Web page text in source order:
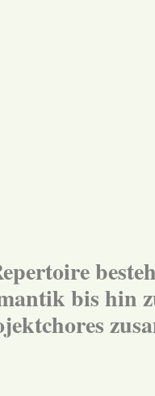
bis hin